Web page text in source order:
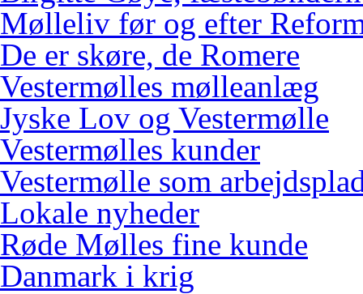
Mølleliv før og efter
De er skøre, de Romere
Vestermølles mølleanlæg
Jyske Lov og Vestermølle
Vestermølles kunder
Vestermølle som
Lokale nyheder
Røde Mølles fine kunde
Danmark i krig